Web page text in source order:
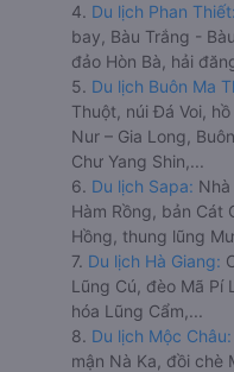
4. Du lịch Phan Thiết:
bay, Bàu Trắng -
đảo Hòn Bà, hải
5. Du lịch Buôn Ma
Thuột, núi Đá Voi,
Nur – Gia Long,
Chư Yang Shin,...
6. Du lịch Sapa:
Hàm Rồng, bản Cát
Hồng, thung lũng
7. Du lịch Hà Giang:
Lũng Cú, đèo Mã Pí
hóa Lũng Cẩm,...
8. Du lịch Mộc Châu:
mận Nà Ka, đồi chè